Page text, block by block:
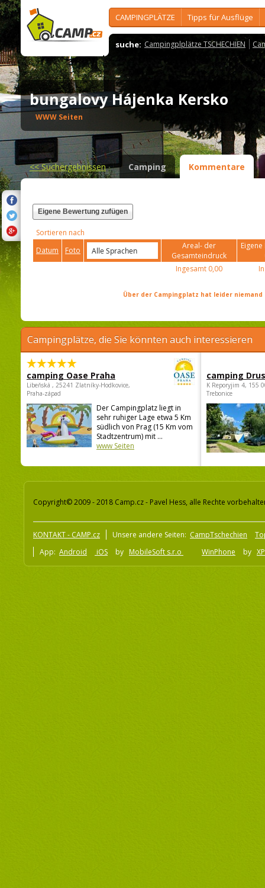
CAMPINGPLÄTZE Tipps für Ausflüge
suche: Campingplplätze TSCHECHIEN
bungalovy Hájenka Kersko
WWW Seiten
<<Suchergebnissen Camping Kommentare
Eigene Bewertung zufügen
Sortieren nach
Datum
Foto
Areal- der
Gesamteindruck
Ingesamt 0,00
Über der Campingplatz hat leider
Campingplätze, die Sie könnten auch interessieren
camping Oase Praha
Libeňská , 25241 Zlatníky-Hodkovice,
Praha-západ
Der Campingplatz liegt in
sehr ruhiger Lage etwa 5 Km
südlich von Prag (15 Km vom
Stadtzentrum) mit ...
www Seiten
camping
K Reporyjim 4, 155
Trebonice
Copyright© 2009 - 2018 Camp.cz - Pavel Hess, alle Rechte
KONTAKT - CAMP.cz Unsere andere Seiten: CampTschechien
App: Android iOS by MobileSoft s.r.o WinPhone by